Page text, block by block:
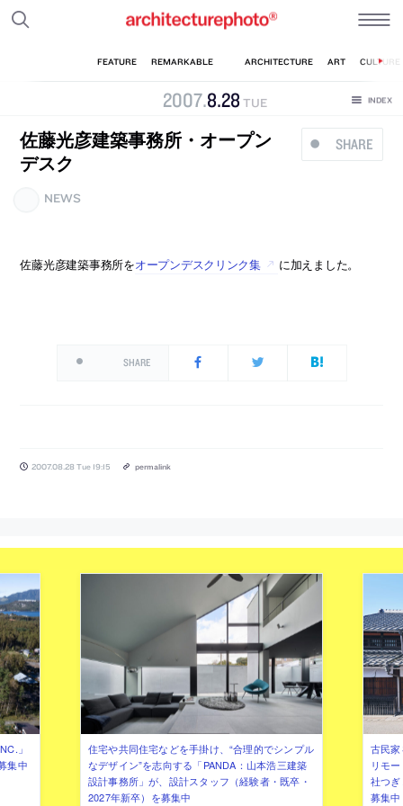
2007.8.28 TUE
SHARE
佐藤光彦建築事務所・オープン
デスク
NEWS
佐藤光彦建築事務所をオープンデスクリンク集 に加えました。
SHARE
2007.08.28 Tue 19:15 permalink
」
集中
住宅や共同住宅などを手掛け、“合理的でシンプル
なデザイン”を志向する「PANDA：山本浩三建築
設計事務所」が、設計スタッフ（経験者・既卒・
2027年新卒）を募集中
古民
リモ
社つ
募集中